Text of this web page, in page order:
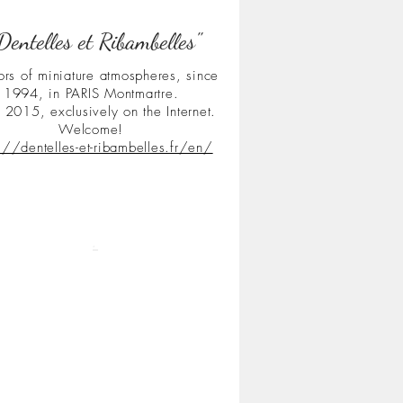
et Ribambelles"
of miniature atmospheres, since
1994, in PARIS Montmartre.
2015, exclusively on the Internet.
Welcome!
dentelles-et-ribambelles.fr/en/